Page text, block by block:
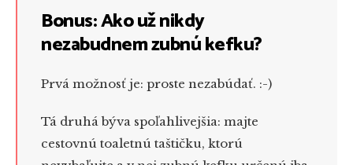
Bonus: Ako už nikdy
nezabudnem zubnú kefku?
Prvá možnosť je: proste nezabúdať. :-)
Tá druhá býva spoľahlivejšia: majte
cestovnú toaletnú taštičku, ktorú